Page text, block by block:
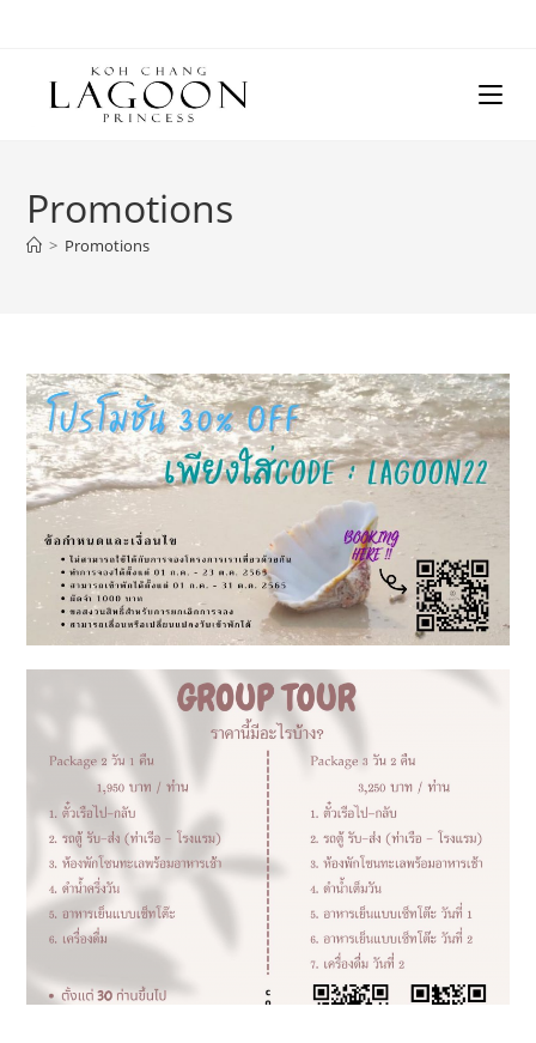
Promotions
> Promotions